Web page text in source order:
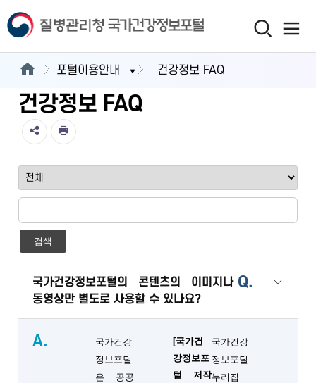
포털이용안내 건강정보 FAQ
건강정보 FAQ
검색
Q.
국가건강정보포털의 콘텐츠의 이미지나
동영상만 별도로 사용할 수 있나요?
A.
국가건강
정보포털
은 공공
[국가건
강정보포
털 저작
국가건강
정보포털
누리집